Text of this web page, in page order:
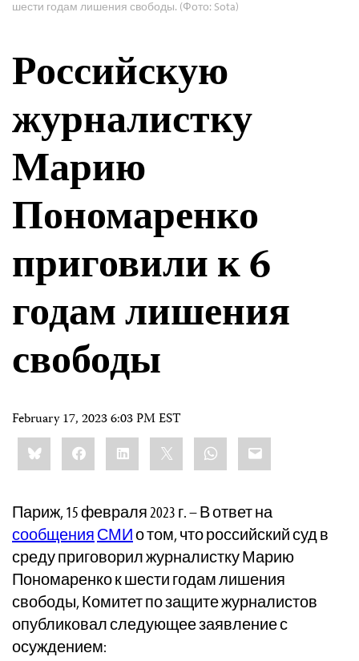
шести годам лишения свободы. (Фото: Sota)
Российскую
журналистку
Марию
Пономаренко
приговили к 6
годам лишения
свободы
February 17, 2023 6:03 PM EST
Share
this:BlueskyFacebookLinkedIn WhatsApp
Email
Париж, 15 февраля 2023 г. – В ответ на
сообщения СМИо том, что российский суд в
среду приговорил журналистку Марию
Пономаренко к шести годам лишения
свободы, Комитет по защите журналистов
опубликовал следующее заявление с
осуждением: